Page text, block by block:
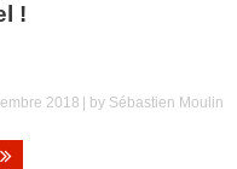
!
2018 | by Sébastien Moulin